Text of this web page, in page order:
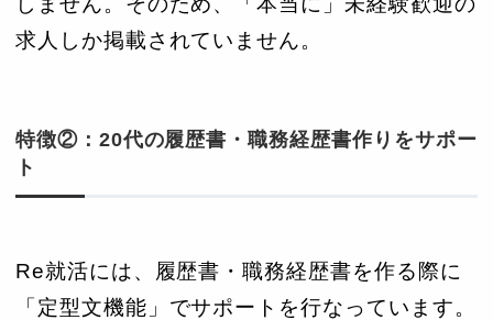
求人しか掲載されていません。
特徴②：20代の履歴書・職務経歴書作りをサポー
ト
Re就活には、履歴書・職務経歴書を作る際に
「定型文機能」でサポートを行なっています。